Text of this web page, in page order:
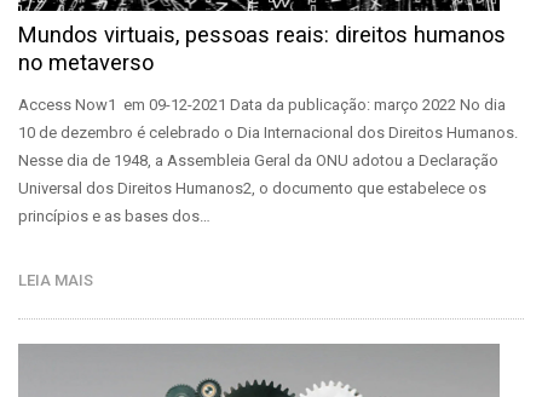
Mundos virtuais, pessoas reais: direitos humanos
no metaverso
Access Now1 em 09-12-2021 Data da publicação: março 2022 No dia
10 de dezembro é celebrado o Dia Internacional dos Direitos Humanos.
Nesse dia de 1948, a Assembleia Geral da ONU adotou a Declaração
Universal dos Direitos Humanos2, o documento que estabelece os
princípios e as bases dos…
LEIA MAIS